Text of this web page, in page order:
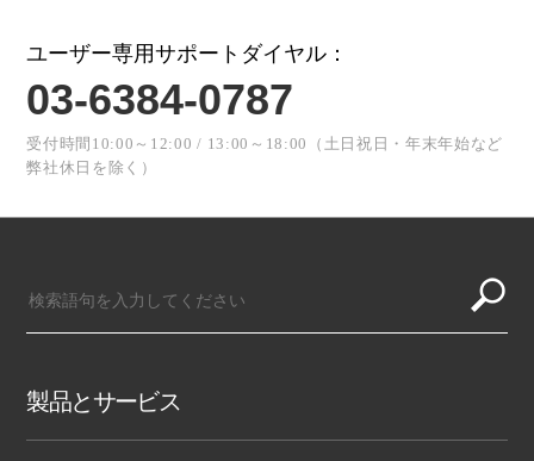
ユーザー専用サポートダイヤル：
03-6384-0787
受付時間10:00～12:00 / 13:00～18:00（土日祝日・年末年始など
弊社休日を除く）
製品とサービス